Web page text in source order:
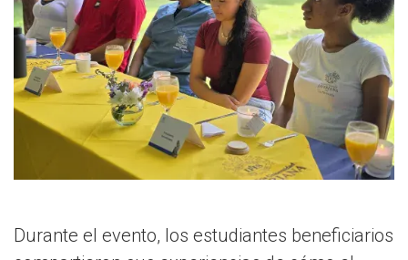
Durante el evento, los estudiantes beneficiarios